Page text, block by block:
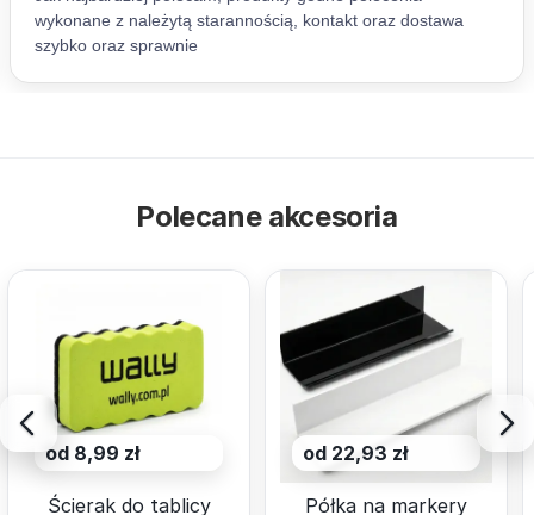
Polecane akcesoria
od 8,99 zł
Ścierak do tablicy
od 22,93 zł
Półka na markery